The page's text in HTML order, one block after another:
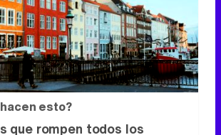
esto?
que rompen todos los